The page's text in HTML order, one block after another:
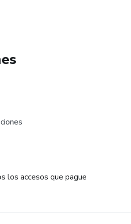
los accesos que pague